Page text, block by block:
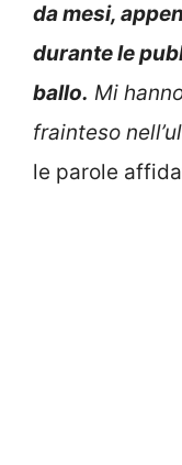
da mesi,
durante le
ballo. Mi
frainteso
le parole